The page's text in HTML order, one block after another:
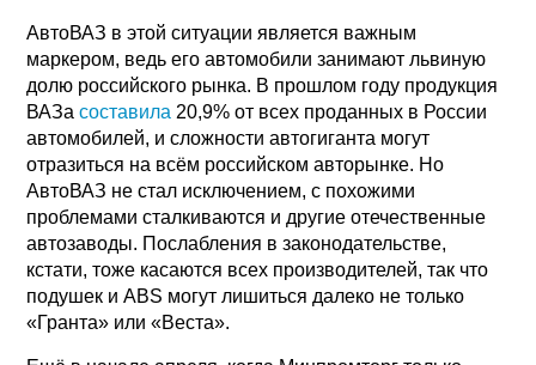
АвтоВАЗ в этой ситуации является важным
маркером, ведь его автомобили занимают львиную
долю российского рынка. В прошлом году продукция
ВАЗасоставила 20,9% от всех проданных в России
автомобилей, и сложности автогиганта могут
отразиться на всём российском авторынке. Но
АвтоВАЗ не стал исключением, с похожими
проблемами сталкиваются и другие отечественные
автозаводы. Послабления в законодательстве,
кстати, тоже касаются всех производителей, так что
подушек и ABS могут лишиться далеко не только
«Гранта» или «Веста».